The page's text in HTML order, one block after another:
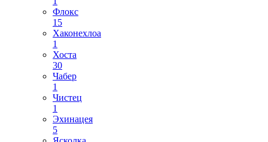
Флокс
15
Хаконехлоа
1
Хоста
30
Чабер
1
Чистец
1
Эхинацея
5